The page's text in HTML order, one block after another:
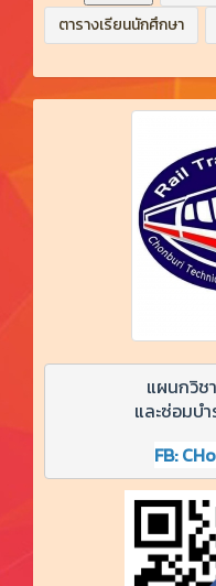
ตารางเรียนนักศึกษา
แผนกวิช
และซ่อมบ
FB: